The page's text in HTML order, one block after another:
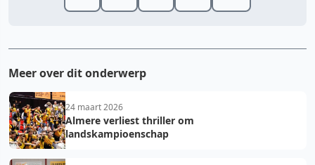
Meer over dit onderwerp
24 maart 2026
Almere verliest thriller om
landskampioenschap